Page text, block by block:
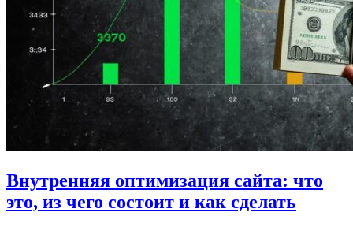
Внутренняя оптимизация сайта: что
это, из чего состоит и как сделать